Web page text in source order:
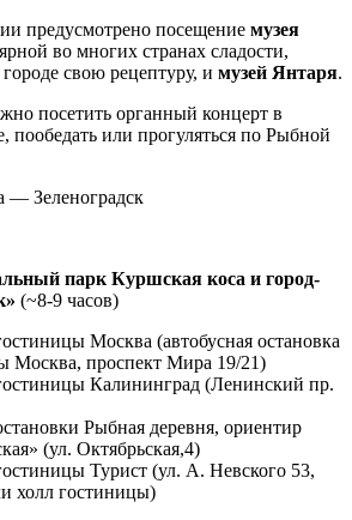
предусмотрено посещение музея
во многих странах сладости,
свою рецептуру, и музей Янтаря.
посетить органный концерт в
пообедать или прогуляться по Рыбной
— Зеленоградск
парк Куршская коса и город-
(~8-9 часов)
Москва (автобусная остановка
Москва, проспект Мира 19/21)
Калининград (Ленинский пр.
Рыбная деревня, ориентир
(ул. Октябрьская,4)
Турист (ул. А. Невского 53,
холл гостиницы)